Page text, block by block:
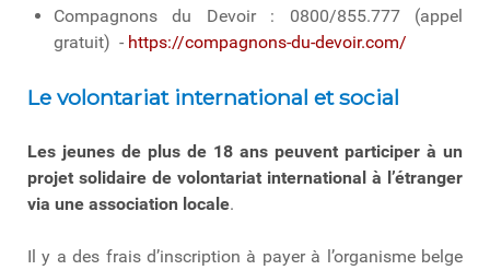
Compagnons du Devoir : 0800/855.777 (appel
gratuit) - https://compagnons-du-devoir.com/
Le volontariat international et social
Les jeunes de plus de 18 ans peuvent participer à un
projet solidaire de volontariat international à l’étranger
via une association locale.
Il y a des frais d’inscription à payer à l’organisme belge